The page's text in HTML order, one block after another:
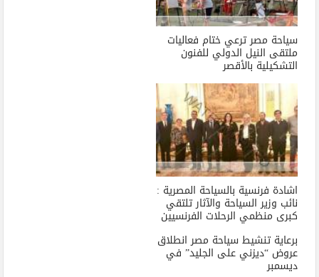
سياحة مصر ترعي ختام فعاليات
ملتقى النيل الدولي للفنون
التشكيلية بالأقصر
اشادة فرنسية بالسياحة المصرية :
نائب وزير السياحة والآثار تلتقي
كبرى منظمي الرحلات الفرنسيين
برعاية تنشيط سياحة مصر انطلاق
عروض “ديزني على الجليد” في
ديسمبر